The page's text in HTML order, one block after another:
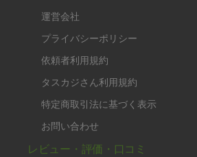
運営会社
プライバシーポリシー
依頼者利用規約
タスカジさん利用規約
特定商取引法に基づく表示
お問い合わせ
レビュー・評価・口コミ